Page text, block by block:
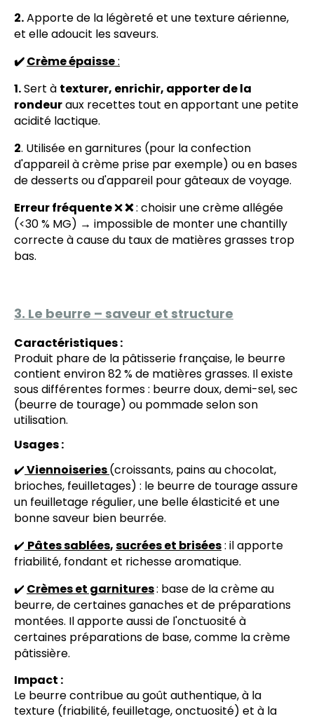
2.Apporte de la légèreté et une texture aérienne,
et elle adoucit les saveurs.
✔️Crème épaisse:
1.Sert à texturer, enrichir, apporter de la
rondeuraux recettes tout en apportant une petite
acidité lactique.
2. Utilisée en garnitures (pour la confection
d'appareil à crème prise par exemple) ou en bases
de desserts ou d'appareil pour gâteaux de voyage.
Erreur fréquente❌❌: choisir une crème allégée
(<30 % MG) → impossible de monter une chantilly
correcte à cause du taux de matières grasses trop
bas.
3. Le beurre – saveur et structure
Caractéristiques :
Produit phare de la pâtisserie française, le beurre
contient environ 82 % de matières grasses. Il existe
sous différentes formes : beurre doux, demi-sel, sec
(beurre de tourage) ou pommade selon son
utilisation.
Usages :
✔️Viennoiseries(croissants, pains au chocolat,
brioches, feuilletages) : le beurre de tourage assure
un feuilletage régulier, une belle élasticité et une
bonne saveur bien beurrée.
✔️ Pâtes sablées,sucrées et brisées: il apporte
friabilité, fondant et richesse aromatique.
✔️ Crèmes et garnitures: base de la crème au
beurre, de certaines ganaches et de préparations
montées. Il apporte aussi de l'onctuosité à
certaines préparations de base, comme la crème
pâtissière.
Impact :
Le beurre contribue au goût authentique, à la
texture (friabilité, feuilletage, onctuosité) et à la